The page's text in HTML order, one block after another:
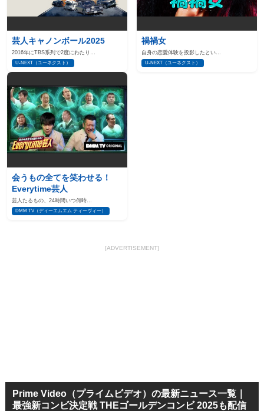
芸人キャノンボール2025
2016年にTBS系列で2度にわたり…
U-NEXT（ユーネクスト）
禍禍女
自身の恋愛体験を投影したとい…
U-NEXT（ユーネクスト）
会うもの全てを笑わせる！
Everytime芸人
芸人たるもの、24時間いつ何時…
DMM TV（ディーエムエム ティーヴィー）
[ADVERTISEMENT]
Prime Video（プライムビデオ）の最新ニュース一覧｜
最強新コンビ決定戦 THEゴールデンコンビ 2025も配信